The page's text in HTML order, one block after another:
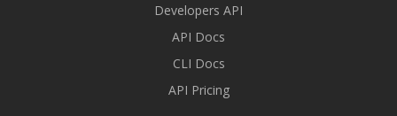
Developers API
API Docs
CLI Docs
API Pricing